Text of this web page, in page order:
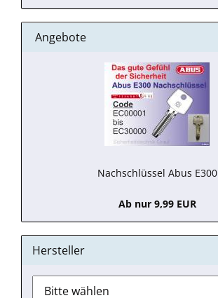
Angebote
Nachschlüssel Abus E300
Ab nur 9,99 EUR
Hersteller